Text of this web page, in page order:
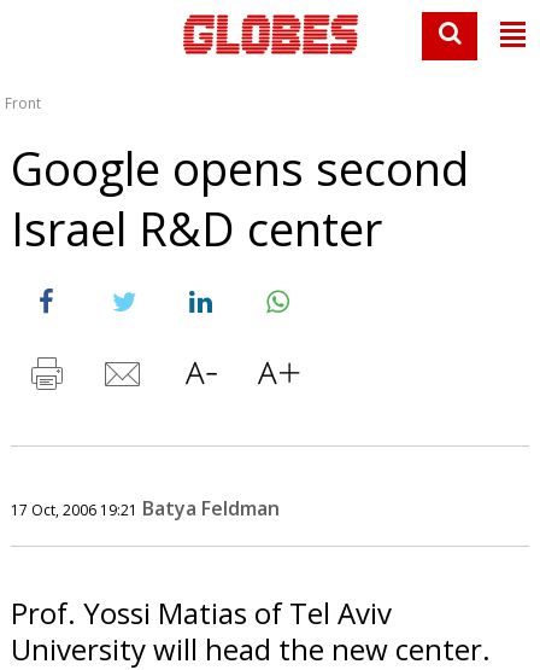
Front
Google opens second
Israel R&D center
17 Oct, 2006 19:21 Batya Feldman
Prof. Yossi Matias of Tel Aviv
University will head the new center.